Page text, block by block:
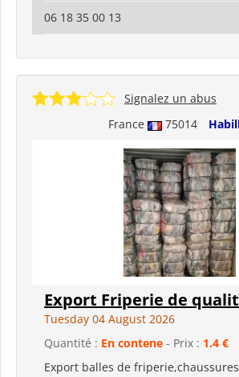
06 18 35 00 13
France 75014
Signalez un abus
Export Friperie de
Tuesday 04 August 2026
Quantité : En contene - Prix : 1.4 €
Export balles de